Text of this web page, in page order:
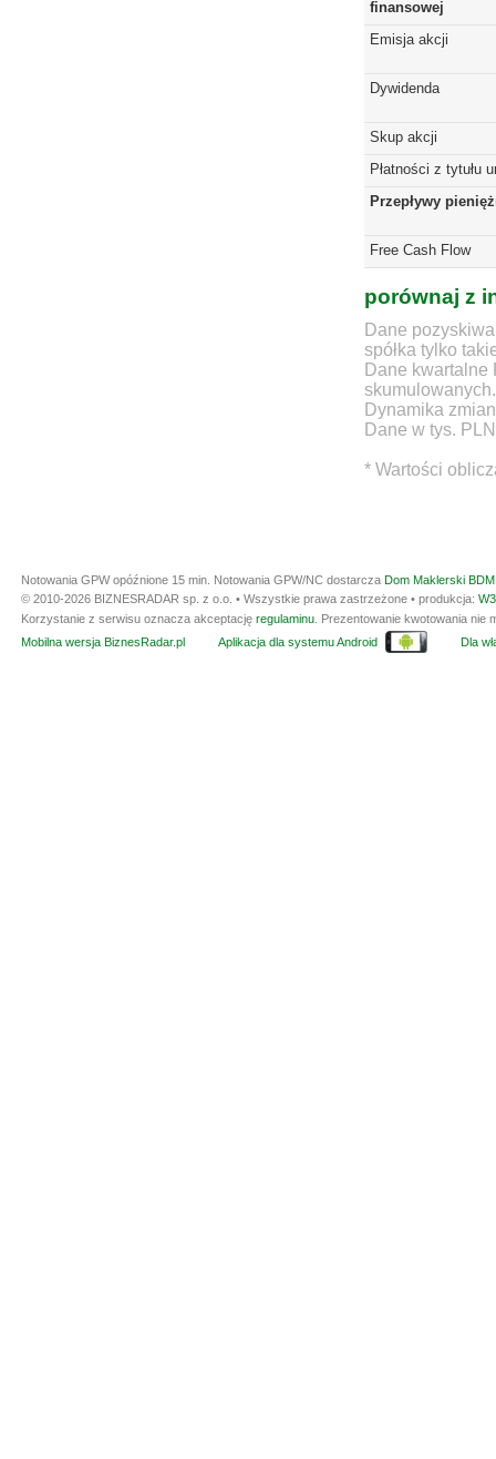
finansowej
Emisja akcji
Dywidenda
Skup akcji
Płatności z tytułu
Przepływy
Free Cash Flow
porównaj z
Dane
spółka tylko
Dane
skumulowanych.
Dynamika
Dane w tys. PLN
* Wartości
Notowania GPW opóźnione 15 min. Notowania GPW/NC dostarcza Dom Maklerski
© 2010-2026 BIZNESRADAR sp. z o.o. • Wszystkie prawa zastrzeżone • produkcja:
Korzystanie z serwisu oznacza akceptację regulaminu . Prezentowanie kwotowania
Mobilna wersja BiznesRadar.pl
Aplikacja dla systemu Android Dla